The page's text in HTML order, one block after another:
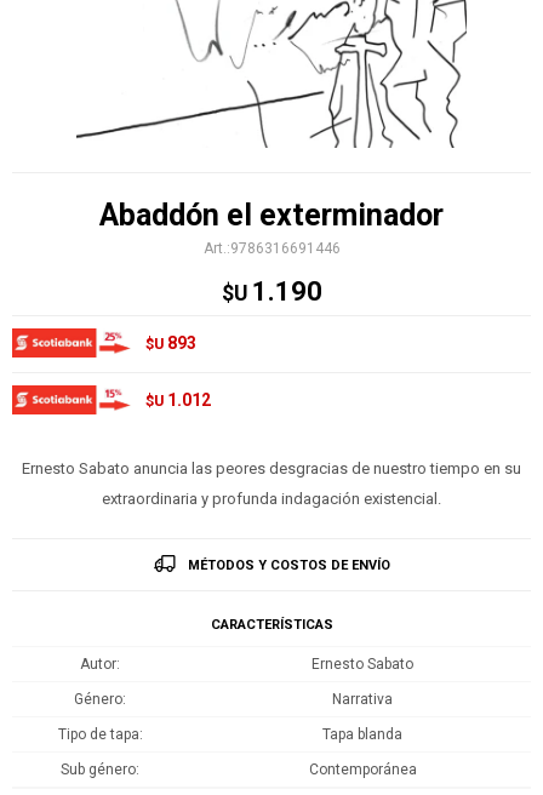
Abaddón el exterminador
9786316691446
$U 1.190
$U 893
$U 1.012
Ernesto Sabato anuncia las peores desgracias de nuestro tiempo en su
extraordinaria y profunda indagación existencial.
MÉTODOS Y COSTOS DE ENVÍO
CARACTERÍSTICAS
Autor Ernesto Sabato
Género Narrativa
Tipo de tapa Tapa blanda
Sub género Contemporánea